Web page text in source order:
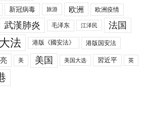
新冠病毒 旅游 欧洲 欧洲疫情
武漢肺炎 毛泽东 江泽民 法国
法 港版《國安法》 港版国安法
美 美国 美国大选 習近平 英